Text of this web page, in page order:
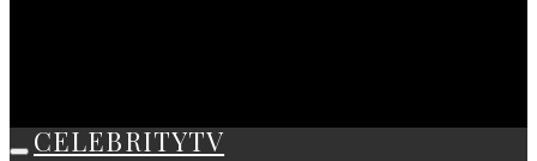
CELEBRITYTV